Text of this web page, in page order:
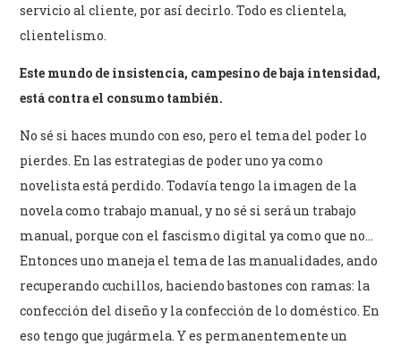
servicio al cliente, por así decirlo. Todo es clientela,
clientelismo.
Este mundo de insistencia, campesino de baja intensidad,
está contra el consumo también.
No sé si haces mundo con eso, pero el tema del poder lo
pierdes. En las estrategias de poder uno ya como
novelista está perdido. Todavía tengo la imagen de la
novela como trabajo manual, y no sé si será un trabajo
manual, porque con el fascismo digital ya como que no…
Entonces uno maneja el tema de las manualidades, ando
recuperando cuchillos, haciendo bastones con ramas: la
confección del diseño y la confección de lo doméstico. En
eso tengo que jugármela. Y es permanentemente un